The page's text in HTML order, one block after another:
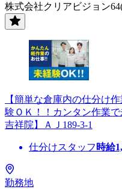
株式会社クリアビジョン
【簡単な倉庫内の仕分け
験ＯＫ！！カンタン作業
吉祥院】ＡＪ189-3-1
仕分けスタッフ 時給
勤務地